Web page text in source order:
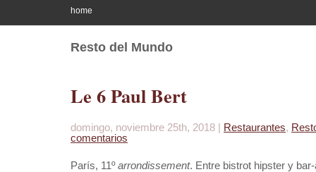
home
Resto del Mundo
Le 6 Paul Bert
domingo, noviembre 25th, 2018 | Restaurantes,
comentarios
París, 11ºarrondissement. Entre bistrot hipster y